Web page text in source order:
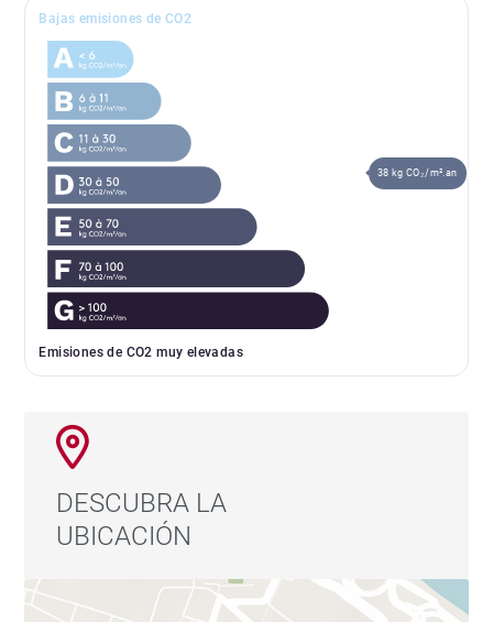
Bajas emisiones de CO2
Emisiones de CO2 muy elevadas
38 kg CO₂/m².an
DESCUBRA LA
UBICACIÓN